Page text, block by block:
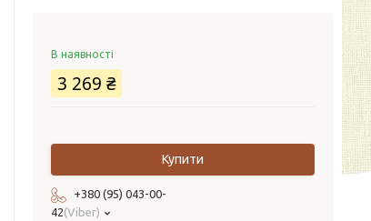
В наявності
3 269 ₴
Купити
+380 (95) 043-00-
42 Viber